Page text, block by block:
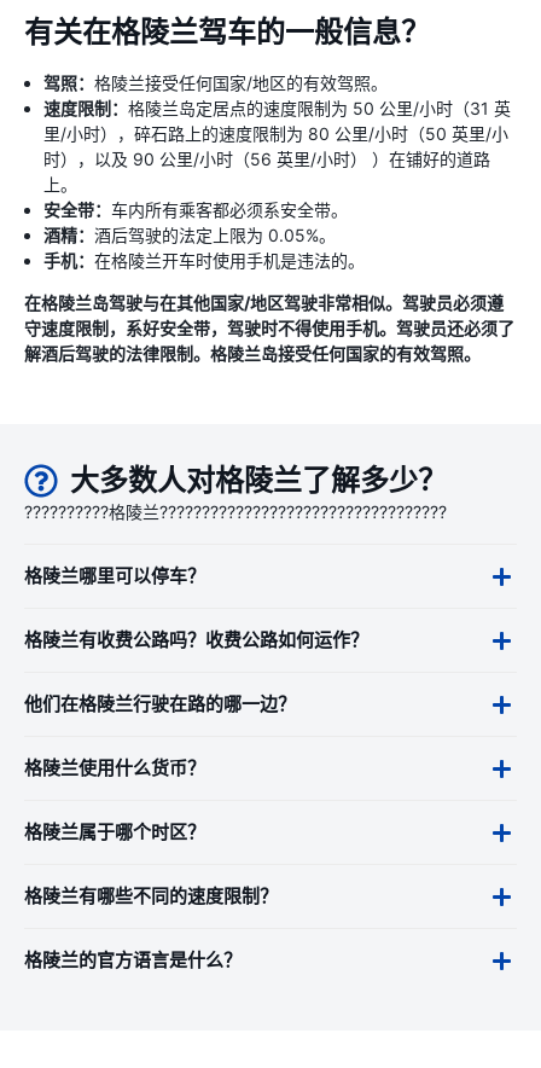
有关在格陵兰驾车的一般信息？
驾照： 格陵兰接受任何国家/地区的有效驾照。
速度限制： 格陵兰岛定居点的速度限制为 50 公里/小时（31 英
里/小时），碎石路上的速度限制为 80 公里/小时（50 英里/小
时），以及 90 公里/小时（56 英里/小时） ）在铺好的道路
上。
安全带： 车内所有乘客都必须系安全带。
酒精： 酒后驾驶的法定上限为 0.05%。
手机： 在格陵兰开车时使用手机是违法的。
在格陵兰岛驾驶与在其他国家/地区驾驶非常相似。驾驶员必须遵
守速度限制，系好安全带，驾驶时不得使用手机。驾驶员还必须了
解酒后驾驶的法律限制。格陵兰岛接受任何国家的有效驾照。
大多数人对格陵兰了解多少？
??????????格陵兰??????????????????????????????????
格陵兰哪里可以停车？
格陵兰有收费公路吗？收费公路如何运作？
他们在格陵兰行驶在路的哪一边？
格陵兰使用什么货币？
格陵兰属于哪个时区？
格陵兰有哪些不同的速度限制？
格陵兰的官方语言是什么？